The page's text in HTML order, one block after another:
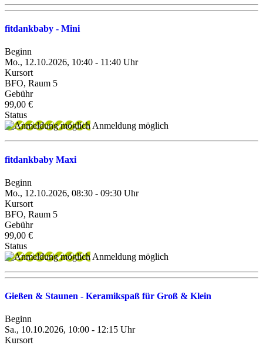
fitdankbaby - Mini
Beginn
Mo., 12.10.2026, 10:40 - 11:40 Uhr
Kursort
BFO, Raum 5
Gebühr
99,00 €
Status
Anmeldung möglich
fitdankbaby Maxi
Beginn
Mo., 12.10.2026, 08:30 - 09:30 Uhr
Kursort
BFO, Raum 5
Gebühr
99,00 €
Status
Anmeldung möglich
Gießen & Staunen - Keramikspaß für Groß & Klein
Beginn
Sa., 10.10.2026, 10:00 - 12:15 Uhr
Kursort